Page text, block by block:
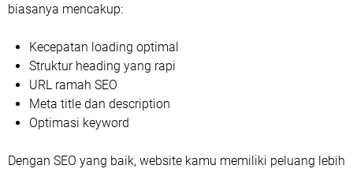
biasanya mencakup:
Kecepatan loading optimal
Struktur heading yang rapi
URL ramah SEO
Meta title dan description
Optimasi keyword
Dengan SEO yang baik, website kamu memiliki peluang lebih